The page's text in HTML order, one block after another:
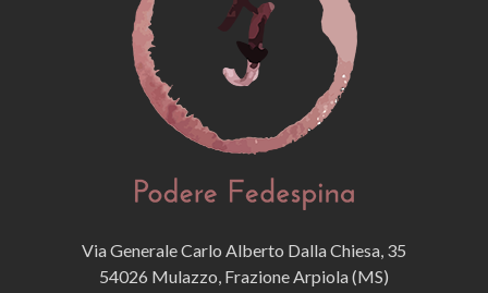
Via Generale Carlo Alberto Dalla Chiesa, 35
54026 Mulazzo, Frazione Arpiola (MS)